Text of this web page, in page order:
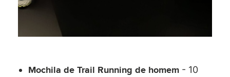
Mochila de Trail Running de homem - 10